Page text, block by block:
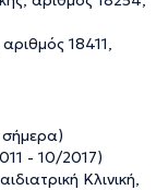
18411,
σήμερα)
- 10/2017)
Κλινική,